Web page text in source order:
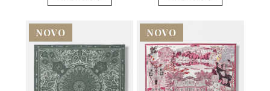
NOVO NOVO